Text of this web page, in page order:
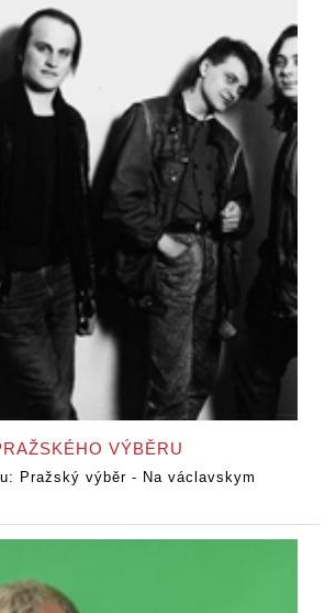
VÝBĚRU
Pražský výběr - Na václavskym